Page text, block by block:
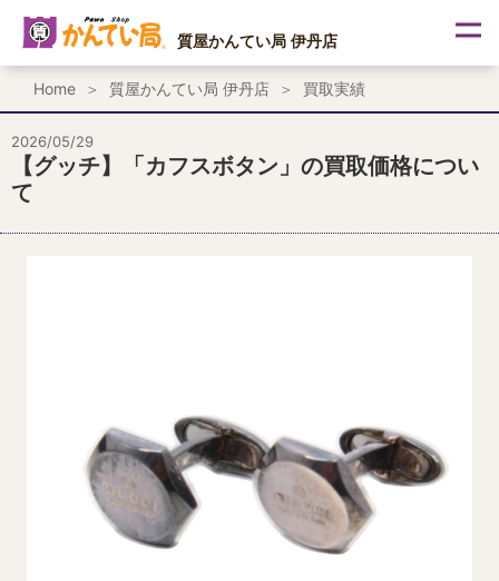
ス
ッ
プ
質屋かんてい局 伊丹店
Home 質屋かんてい局 伊丹店 買取実績
2026/05/29
【グッチ】「カフスボタン」の買取価格につい
て